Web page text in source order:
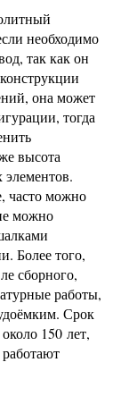
необходимо
так как он
она может
тогда
высота
часто можно
можно
Более того,
сборного,
работы,
Срок
150 лет,